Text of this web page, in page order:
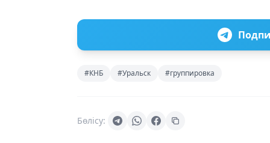
#КНБ #Уральск #группировка
Бөлісу: